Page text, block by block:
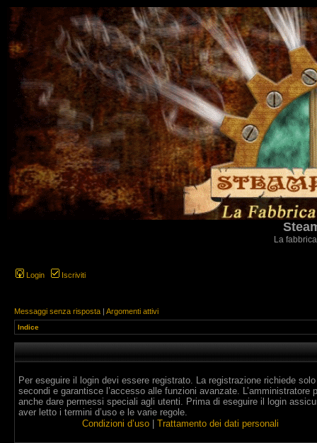
La
Login Iscriviti
Messaggi senza risposta | Argomenti attivi
Indice
Per eseguire il login devi essere registrato. La registrazione richiede
secondi e garantisce l’accesso alle funzioni avanzate. L’amministratore
anche dare permessi speciali agli utenti. Prima di eseguire il login
aver letto i termini d’uso e le varie regole.
Condizioni d’uso
Trattamento dei dati personali